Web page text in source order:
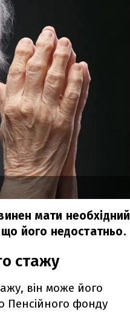
мати необхідний
що його недостатньо.
стажу
він може його
Пенсійного фонду